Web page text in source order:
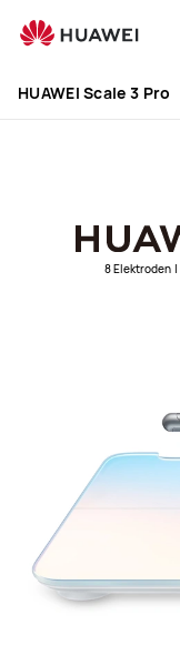
Scale
ProHUAWEI Scale 3 Pro
8 Elektroden |